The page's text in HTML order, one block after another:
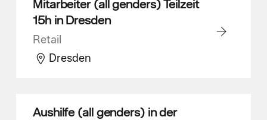
Mitarbeiter (all genders) Teilzeit
15h in Dresden
Retail
Dresden
Aushilfe (all genders) in der